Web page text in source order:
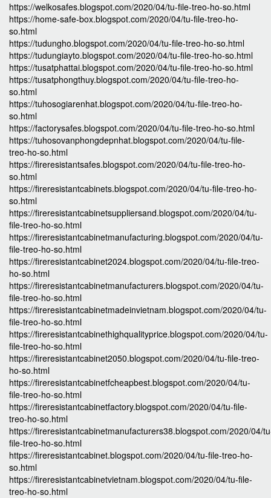
https://welkosafes.blogspot.com/2020/04/tu-file-treo-ho-so.html
https://home-safe-box.blogspot.com/2020/04/tu-file-treo-ho-
so.html
https://tudungho.blogspot.com/2020/04/tu-file-treo-ho-so.html
https://tudungiayto.blogspot.com/2020/04/tu-file-treo-ho-so.html
https://tusatphattai.blogspot.com/2020/04/tu-file-treo-ho-so.html
https://tusatphongthuy.blogspot.com/2020/04/tu-file-treo-ho-
so.html
https://tuhosogiarenhat.blogspot.com/2020/04/tu-file-treo-ho-
so.html
https://factorysafes.blogspot.com/2020/04/tu-file-treo-ho-so.html
https://tuhosovanphongdepnhat.blogspot.com/2020/04/tu-file-
treo-ho-so.html
https://fireresistantsafes.blogspot.com/2020/04/tu-file-treo-ho-
so.html
https://fireresistantcabinets.blogspot.com/2020/04/tu-file-treo-ho-
so.html
https://fireresistantcabinetsuppliersand.blogspot.com/2020/04/tu-
file-treo-ho-so.html
https://fireresistantcabinetmanufacturing.blogspot.com/2020/04/tu-
file-treo-ho-so.html
https://fireresistantcabinet2024.blogspot.com/2020/04/tu-file-treo-
ho-so.html
https://fireresistantcabinetmanufacturers.blogspot.com/2020/04/tu-
file-treo-ho-so.html
https://fireresistantcabinetmadeinvietnam.blogspot.com/2020/04/tu-
file-treo-ho-so.html
https://fireresistantcabinethighqualityprice.blogspot.com/2020/04/tu-
file-treo-ho-so.html
https://fireresistantcabinet2050.blogspot.com/2020/04/tu-file-treo-
ho-so.html
https://fireresistantcabinetfcheapbest.blogspot.com/2020/04/tu-
file-treo-ho-so.html
https://fireresistantcabinetfactory.blogspot.com/2020/04/tu-file-
treo-ho-so.html
https://fireresistantcabinetmanufacturers38.blogspot.com/2020/04/
file-treo-ho-so.html
https://fireresistantcabinet.blogspot.com/2020/04/tu-file-treo-ho-
so.html
https://fireresistantcabinetvietnam.blogspot.com/2020/04/tu-file-
treo-ho-so.html